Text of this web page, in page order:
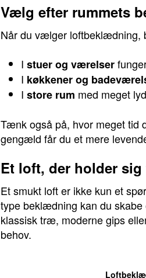
Vælg efter rummets
Når du vælger loftbeklædning,
I stuer og værelser
I køkkener og
I store rum med meget
Tænk også på, hvor meget tid
gengæld får du et mere
Et loft, der holder
Et smukt loft er ikke kun et
type beklædning kan du
klassisk træ, moderne gips
behov.